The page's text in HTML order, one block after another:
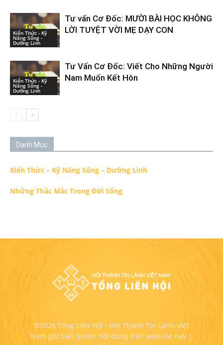
Kiến Thức - Kỹ
Năng Sống -
Dưỡng Linh
Tư vấn Cơ Đốc: MƯỜI BÀI HỌC KHÔNG
LỜI TUYỆT VỜI MẸ DẠY CON
Kiến Thức - Kỹ
Năng Sống -
Dưỡng Linh
Tư Vấn Cơ Đốc: Viết Cho Những Người
Nam Muốn Kết Hôn
Danh Mục
Kiến Thức – Kỹ Năng Sống – Dưỡng Linh
Những Thắc Mắc Trong Đời Sống
©2026 Tổng Liên Hội - Hội Thánh Tin Lành Việt
Nam giữ bản quyền nội dung trên website này |